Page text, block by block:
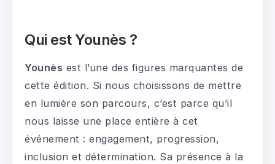
Qui est Younès ?
Younès est l’une des figures marquantes de
cette édition. Si nous choisissons de mettre
en lumière son parcours, c’est parce qu’il
nous laisse une place entière à cet
événement : engagement, progression,
inclusion et détermination. Sa présence à la